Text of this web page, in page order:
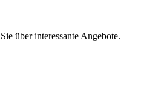
über interessante Angebote.